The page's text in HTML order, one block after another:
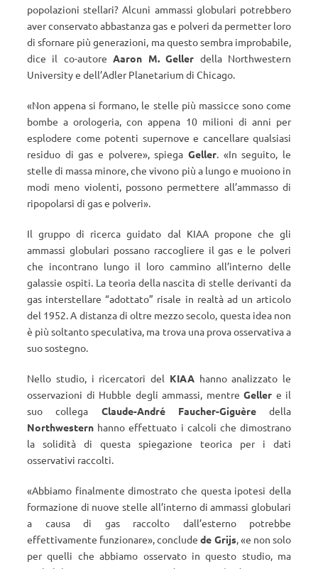
popolazioni stellari? Alcuni ammassi globulari potrebbero
aver conservato abbastanza gas e polveri da permetter loro
di sfornare più generazioni, ma questo sembra improbabile,
dice il co-autoreAaron M. Geller della Northwestern
University e dell’Adler Planetarium di Chicago.
«Non appena si formano, le stelle più massicce sono come
bombe a orologeria, con appena 10 milioni di anni per
esplodere come potenti supernove e cancellare qualsiasi
residuo di gas e polvere», spiegaGeller. «In seguito, le
stelle di massa minore, che vivono più a lungo e muoiono in
modi meno violenti, possono permettere all’ammasso di
ripopolarsi di gas e polveri».
Il gruppo di ricerca guidato dal KIAA propone che gli
ammassi globulari possano raccogliere il gas e le polveri
che incontrano lungo il loro cammino all’interno delle
galassie ospiti. La teoria della nascita di stelle derivanti da
gas interstellare “adottato” risale in realtà ad un articolo
del 1952. A distanza di oltre mezzo secolo, questa idea non
è più soltanto speculativa, ma trova una prova osservativa a
suo sostegno.
Nello studio, i ricercatori del KIAAhanno analizzato le
osservazioni di Hubble degli ammassi, mentre Geller e il
suo collega Claude-André Faucher-Giguèredella
Northwestern hanno effettuato i calcoli che dimostrano
la solidità di questa spiegazione teorica per i dati
osservativi raccolti.
«Abbiamo finalmente dimostrato che questa ipotesi della
formazione di nuove stelle all’interno di ammassi globulari
a causa di gas raccolto dall’esterno potrebbe
effettivamente funzionare», concludede Grijs,«e non solo
per quelli che abbiamo osservato in questo studio, ma